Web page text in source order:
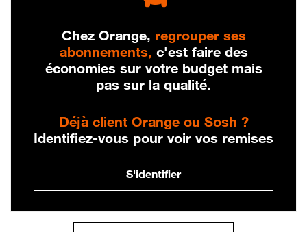
Chez Orange, regrouper ses
abonnements, c'est faire des
économies sur votre budget mais
pas sur la qualité.
Déjà client Orange ou Sosh ?
Identifiez-vous pour voir vos remises
S'identifier